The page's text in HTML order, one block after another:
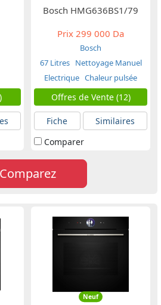
Bosch HMG636BS1/79
Prix 299 000 Da
Bosch
67 Litres Nettoyage Manuel
Electrique Chaleur pulsée
Offres de Vente (12)
Fiche
Similaires
Comparer
Comparez
Neuf